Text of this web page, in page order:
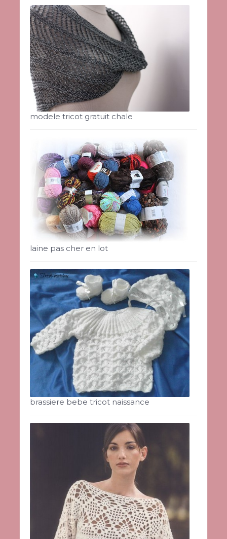
modele tricot gratuit chale
laine pas cher en lot
brassiere bebe tricot naissance